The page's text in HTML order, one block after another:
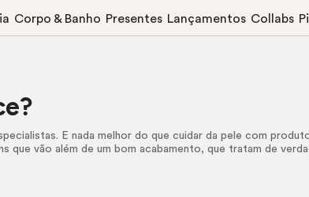
Corpo & Banho Presentes Lançamentos Collabs
E nada melhor do que cuidar da pele com
que vão além de um bom acabamento, que tratam de